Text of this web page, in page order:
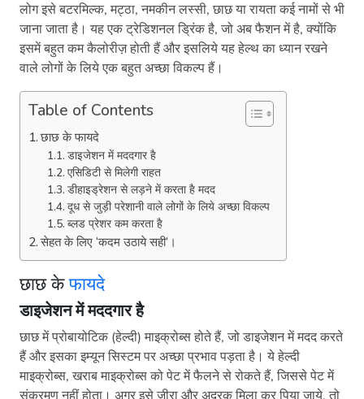
लोग इसे बटरमिल्क, मट्ठा, नमकीन लस्सी, छाछ या रायता कई नामों से भी
जाना जाता है। यह एक ट्रेडिशनल ड्रिंक है, जो अब फैशन में है, क्योंकि
इसमें बहुत कम कैलोरीज़ होती हैं और इसलिये यह हेल्थ का ध्यान रखने
वाले लोगों के लिये एक बहुत अच्छा विकल्प हैं।
Table of Contents
छाछ के फायदे
डाइजेशन में मददगार है
एसिडिटी से मिलेगी राहत
डीहाइड्रेशन से लड़ने में करता है मदद
दूध से जुड़ी परेशानी वाले लोगों के लिये अच्छा विकल्प
ब्लड प्रेशर कम करता है
सेहत के लिए ‘कदम उठाये सही’।
छाछ केफायदे
डाइजेशन में मददगार है
छाछ में प्रोबायोटिक (हेल्दी) माइक्रोब्स होते हैं, जो डाइजेशन में मदद करते
हैं और इसका इम्यून सिस्टम पर अच्छा प्रभाव पड़ता है। ये हेल्दी
माइक्रोब्स, खराब माइक्रोब्स को पेट में फैलने से रोकते हैं, जिससे पेट में